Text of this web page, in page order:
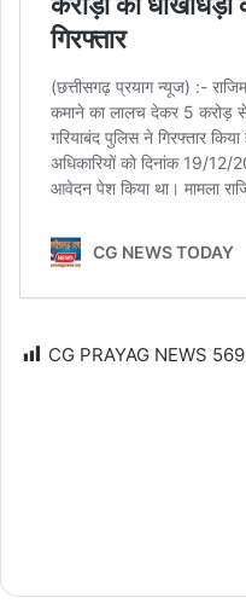
CG PRAYAG NEWS 569